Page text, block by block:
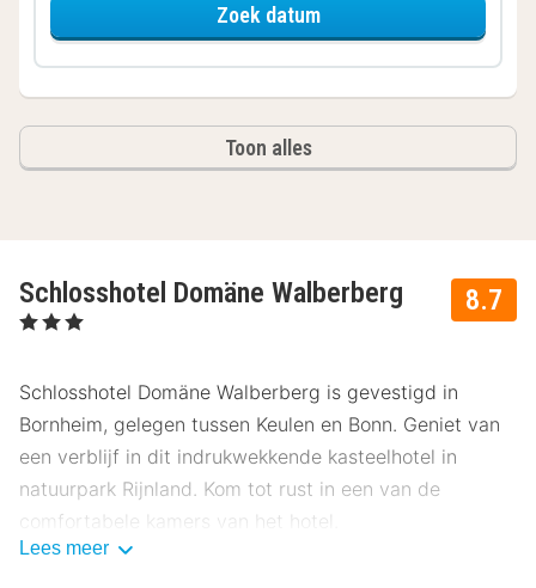
Zoek datumvoor Comfort kamer
Toon alles
8.7
Schlosshotel Domäne Walberberg
, 3 Sterren
Schlosshotel Domäne Walberberg is gevestigd in
Bornheim, gelegen tussen Keulen en Bonn. Geniet van
een verblijf in dit indrukwekkende kasteelhotel in
natuurpark Rijnland. Kom tot rust in een van de
comfortabele kamers van het hotel.
Lees meer